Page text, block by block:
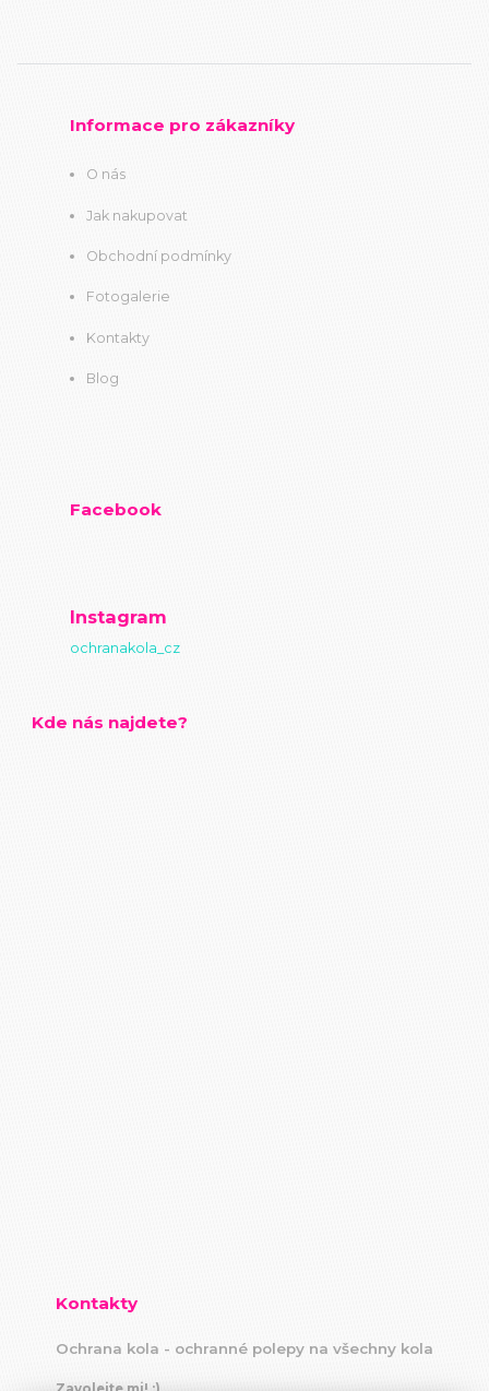
Informace pro zákazníky
O nás
Jak nakupovat
Obchodní podmínky
Fotogalerie
Kontakty
Blog
Facebook
Instagram
ochranakola_cz
Kde nás najdete?
Kontakty
Ochrana kola - ochranné polepy na všechny kola